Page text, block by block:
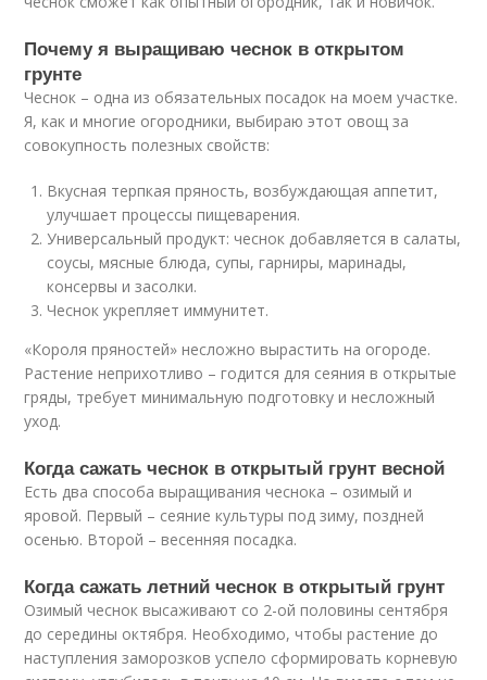
Почему я выращиваю чеснок в открытом
грунте
Чеснок – одна из обязательных посадок на моем участке.
Я, как и многие огородники, выбираю этот овощ за
совокупность полезных свойств:
Вкусная терпкая пряность, возбуждающая аппетит,
улучшает процессы пищеварения.
Универсальный продукт: чеснок добавляется в салаты,
соусы, мясные блюда, супы, гарниры, маринады,
консервы и засолки.
Чеснок укрепляет иммунитет.
«Короля пряностей» несложно вырастить на огороде.
Растение неприхотливо – годится для сеяния в открытые
гряды, требует минимальную подготовку и несложный
уход.
Когда сажать чеснок в открытый грунт весной
Есть два способа выращивания чеснока – озимый и
яровой. Первый – сеяние культуры под зиму, поздней
осенью. Второй – весенняя посадка.
Когда сажать летний чеснок в открытый грунт
Озимый чеснок высаживают со 2-ой половины сентября
до середины октября. Необходимо, чтобы растение до
наступления заморозков успело сформировать корневую